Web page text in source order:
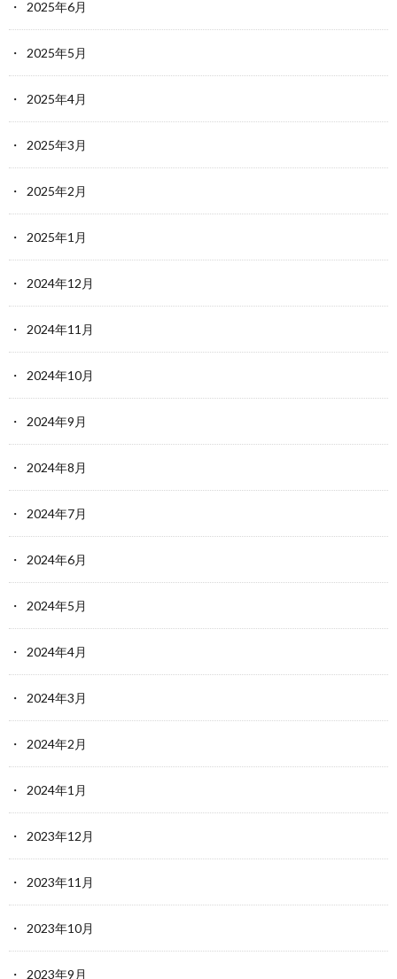
2025年6月
2025年5月
2025年4月
2025年3月
2025年2月
2025年1月
2024年12月
2024年11月
2024年10月
2024年9月
2024年8月
2024年7月
2024年6月
2024年5月
2024年4月
2024年3月
2024年2月
2024年1月
2023年12月
2023年11月
2023年10月
2023年9月